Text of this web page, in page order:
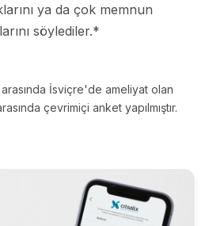
ya da çok memnun
söylediler.*
arasında İsviçre'de ameliyat olan
çevrimiçi anket yapılmıştır.